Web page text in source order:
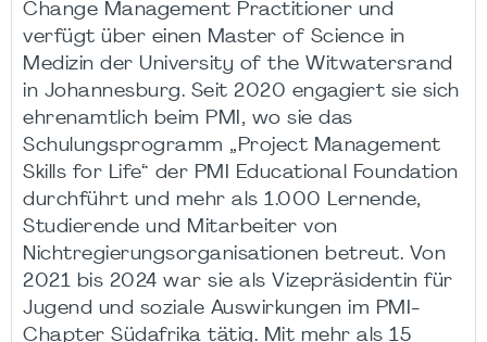
Change Management Practitioner und
verfügt über einen Master of Science in
Medizin der University of the Witwatersrand
in Johannesburg. Seit 2020 engagiert sie sich
ehrenamtlich beim PMI, wo sie das
Schulungsprogramm „Project Management
Skills for Life“ der PMI Educational Foundation
durchführt und mehr als 1.000 Lernende,
Studierende und Mitarbeiter von
Nichtregierungsorganisationen betreut. Von
2021 bis 2024 war sie als Vizepräsidentin für
Jugend und soziale Auswirkungen im PMI-
Chapter Südafrika tätig. Mit mehr als 15